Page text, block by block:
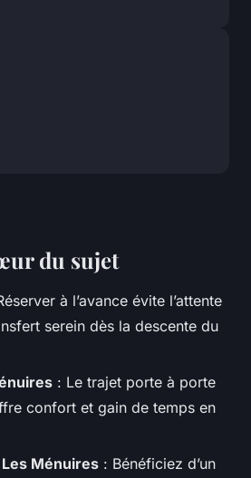
du sujet
à l’avance évite l’attente
serein dès la descente du
: Le trajet porte à porte
confort et gain de temps en
Ménuires : Bénéficiez d’un